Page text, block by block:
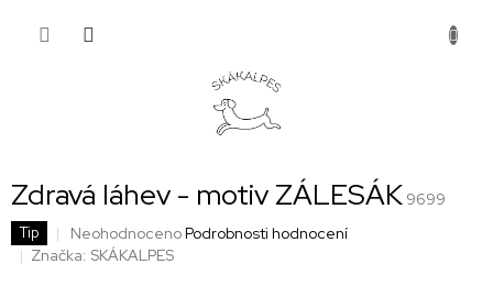
Zdravá láhev - motiv ZÁLESÁK 9699
Tip
Průměrné
hodnocení
NeohodnocenoPodrobnosti hodnocení
Značka: SKÁKALPES